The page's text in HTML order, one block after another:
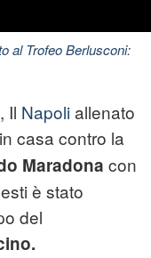
al Trofeo Berlusconi:
Il Napoliallenato
casa contro la
Maradona con
è stato
del